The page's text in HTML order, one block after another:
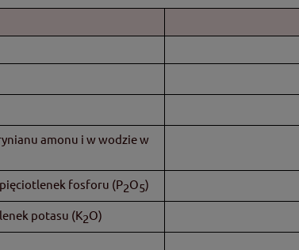
amonu i w wodzie w
fosforu (P2O5)
potasu (K2O)